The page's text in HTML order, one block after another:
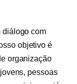
diálogo com
objetivo é
organização
pessoas